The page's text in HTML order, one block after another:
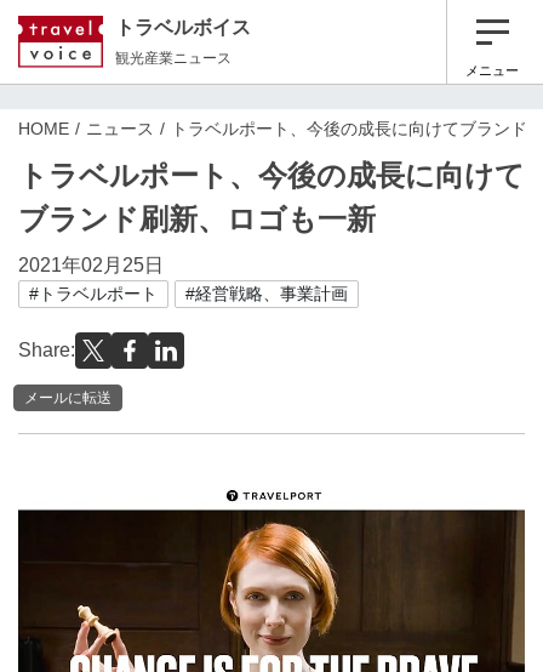
トラベルボイス
観光産業ニュース
メニュー
HOME ニュース トラベルポート、今後の成長に向けてブランド
トラベルポート、今後の成長に向けて
ブランド刷新、ロゴも一新
2021年02月25日
#トラベルポート #経営戦略、事業計画
Share:
メールに転送